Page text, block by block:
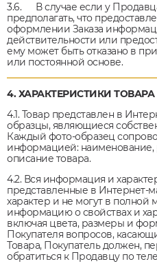
3.6. В случае если у
предполагать, что
оформлении Заказа
действительности или
ему может быть отказано в
или постоянной основе.
4. ХАРАКТЕРИСТИКИ ТОВАРА
4.1. Товар представлен в
образцы, являющиеся
Каждый фото-образец
информацией: наименование,
описание товара.
4.2. Вся информация и
представленные в Интернет-
характер и не могут в полной
информацию о свойствах и
включая цвета, размеры и
Покупателя вопросов,
Товара, Покупатель должен,
обратиться к Продавцу по